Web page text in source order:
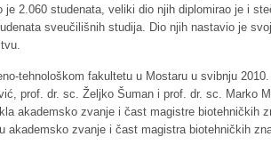
2.060 studenata, veliki dio njih diplomirao je i
sveučilišnih studija. Dio njih nastavio je
tehnološkom fakultetu u Mostaru u svibnju
prof. dr. sc. Željko Šuman i prof. dr. sc. Marko
akademsko zvanje i čast magistre biotehničkih
zvanje i čast magistra biotehničkih